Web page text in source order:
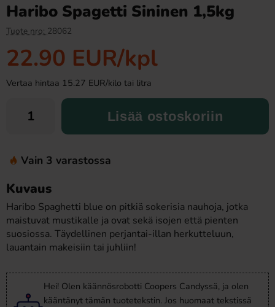
Osta
Haribo Spagetti Sininen 1,5kg
Tuote nro: 28062
22.90 EUR/kpl
Vertaa hintaa 15.27 EUR/kilo tai litra
Lisää ostoskoriin
Vain 3 varastossa
Kuvaus
Haribo Spaghetti blue on pitkiä sokerisia nauhoja, jotka
maistuvat mustikalle ja ovat sekä isojen että pienten
suosiossa. Täydellinen perjantai-illan herkutteluun,
lauantain makeisiin tai juhliin!
Hei! Olen käännösrobotti Coopers Candyssä, ja olen
kääntänyt tämän tuotetekstin. Jos huomaat tekstissä